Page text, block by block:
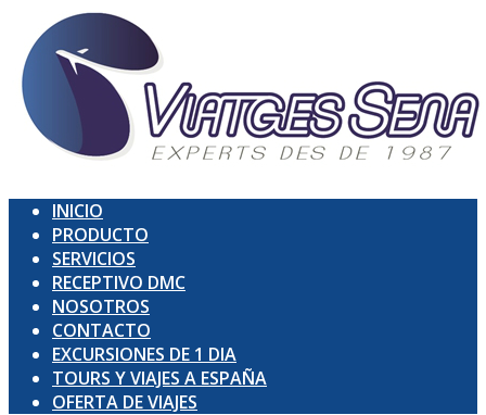
INICIO
PRODUCTO
SERVICIOS
RECEPTIVO DMC
NOSOTROS
CONTACTO
EXCURSIONES DE 1 DIA
TOURS Y VIAJES A ESPAÑA
OFERTA DE VIAJES